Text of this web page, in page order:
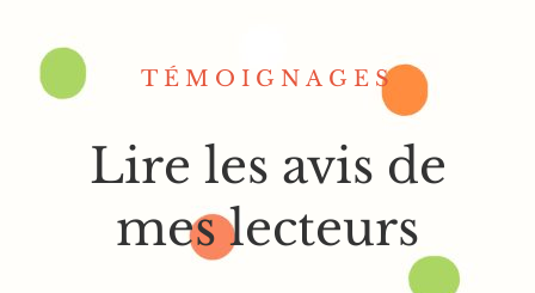
TÉMOIGNAGES
Lire les avis de
mes lecteurs